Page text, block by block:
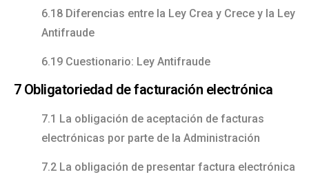
6.18 Diferencias entre la Ley Crea y Crece y la Ley
Antifraude
6.19 Cuestionario: Ley Antifraude
7 Obligatoriedad de facturación electrónica
7.1 La obligación de aceptación de facturas
electrónicas por parte de la Administración
7.2 La obligación de presentar factura electrónica